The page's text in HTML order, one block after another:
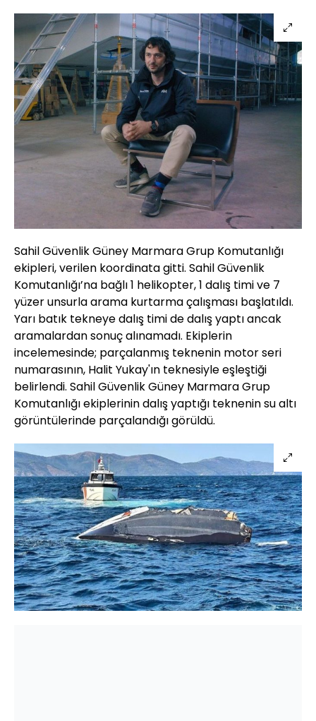
Sahil Güvenlik Güney Marmara Grup Komutanlığı
ekipleri, verilen koordinata gitti. Sahil Güvenlik
Komutanlığı’na bağlı 1 helikopter, 1 dalış timi ve 7
yüzer unsurla arama kurtarma çalışması başlatıldı.
Yarı batık tekneye dalış timi de dalış yaptı ancak
aramalardan sonuç alınamadı. Ekiplerin
incelemesinde; parçalanmış teknenin motor seri
numarasının, Halit Yukay'ın teknesiyle eşleştiği
belirlendi. Sahil Güvenlik Güney Marmara Grup
Komutanlığı ekiplerinin dalış yaptığı teknenin su altı
görüntülerinde parçalandığı görüldü.